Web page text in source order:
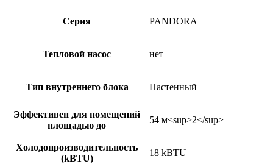
Серия PANDORA
Тепловой насос нет
Тип внутреннего блока Настенный
Эффективен для помещений
площадью до
54 м<sup>2</sup>
Холодопроизводительность
(kBTU)
18 kBTU